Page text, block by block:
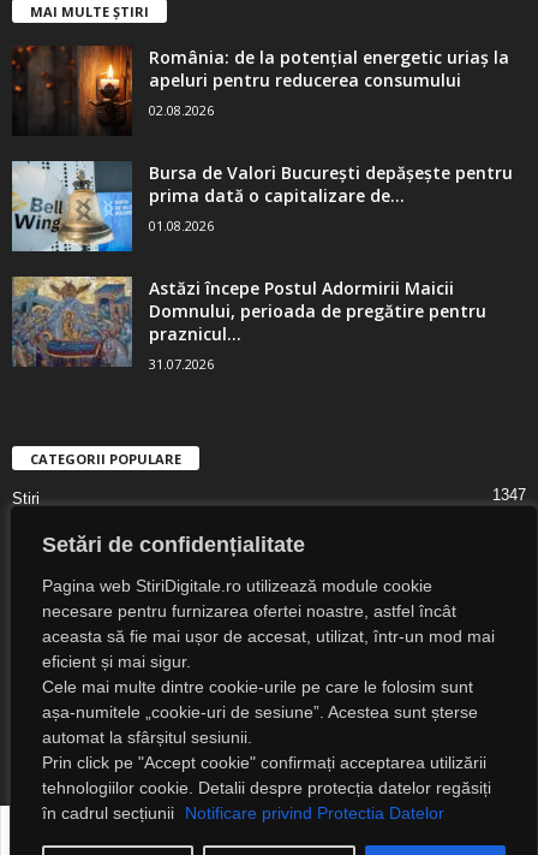
Setări de confidențialitate
Pagina web StiriDigitale.ro utilizează module cookie
necesare pentru furnizarea ofertei noastre, astfel încât
aceasta să fie mai ușor de accesat, utilizat, într-un mod mai
eficient și mai sigur.
Cele mai multe dintre cookie-urile pe care le folosim sunt
așa-numitele „cookie-uri de sesiune”. Acestea sunt șterse
automat la sfârșitul sesiunii.
Prin click pe "Accept cookie" confirmați acceptarea utilizării
tehnologiilor cookie. Detalii despre protecția datelor regăsiți
în cadrul secțiunii
Notificare privind Protectia Datelor
MAI MULTE ȘTIRI
România: de la potențial energetic uriaș la
apeluri pentru reducerea consumului
02.08.2026
Bursa de Valori București depășește pentru
prima dată o capitalizare de...
01.08.2026
Astăzi începe Postul Adormirii Maicii
Domnului, perioada de pregătire pentru
praznicul...
31.07.2026
CATEGORII POPULARE
Știri 1347
Digital Lifestyle
Societate
Cultură
Religie
Știri Externe